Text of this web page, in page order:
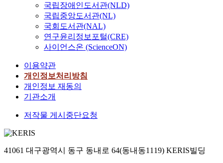
국립장애인도서관(NLD)
국립중앙도서관(NL)
국회도서관(NAL)
연구윤리정보포털(CRE)
사이언스온 (ScienceON)
이용약관
개인정보처리방침
개인정보 재동의
기관소개
저작물 게시중단요청
41061 대구광역시 동구 동내로 64(동내동1119) KERIS빌딩